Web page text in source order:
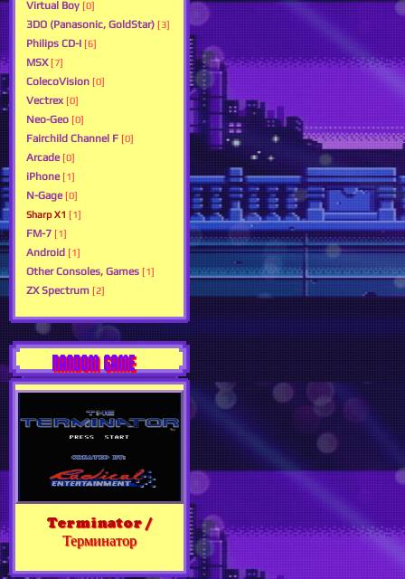
Virtual Boy [0]
3DO (Panasonic, GoldStar) [3]
Philips CD-I [6]
MSX [7]
ColecoVision [0]
Vectrex [0]
Neo-Geo [0]
Fairchild Channel F [0]
Arcade [0]
iPhone [1]
N-Gage [0]
Sharp X1 [1]
FM-7 [1]
Android [1]
Other Consoles, Games [1]
ZX Spectrum [2]
RANDOM GAME
Terminator /
Терминатор